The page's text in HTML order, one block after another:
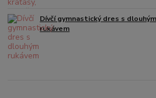
Dívčí gymnastický dres s dlouhým
rukávem